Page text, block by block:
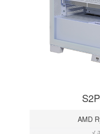
AMD